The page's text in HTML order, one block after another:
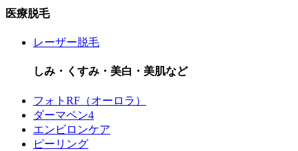
医療脱毛
レーザー脱毛
しみ・くすみ・美白・美肌など
フォトRF（オーロラ）
ダーマペン4
エンビロンケア
ピーリング